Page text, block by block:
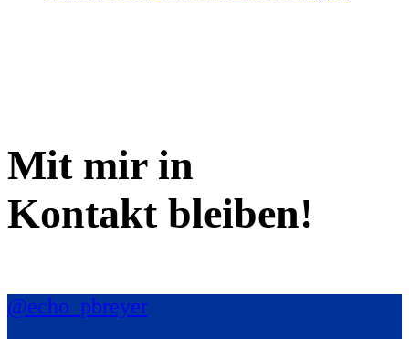
Mit mir in
Kontakt bleiben!
@echo_pbreyer